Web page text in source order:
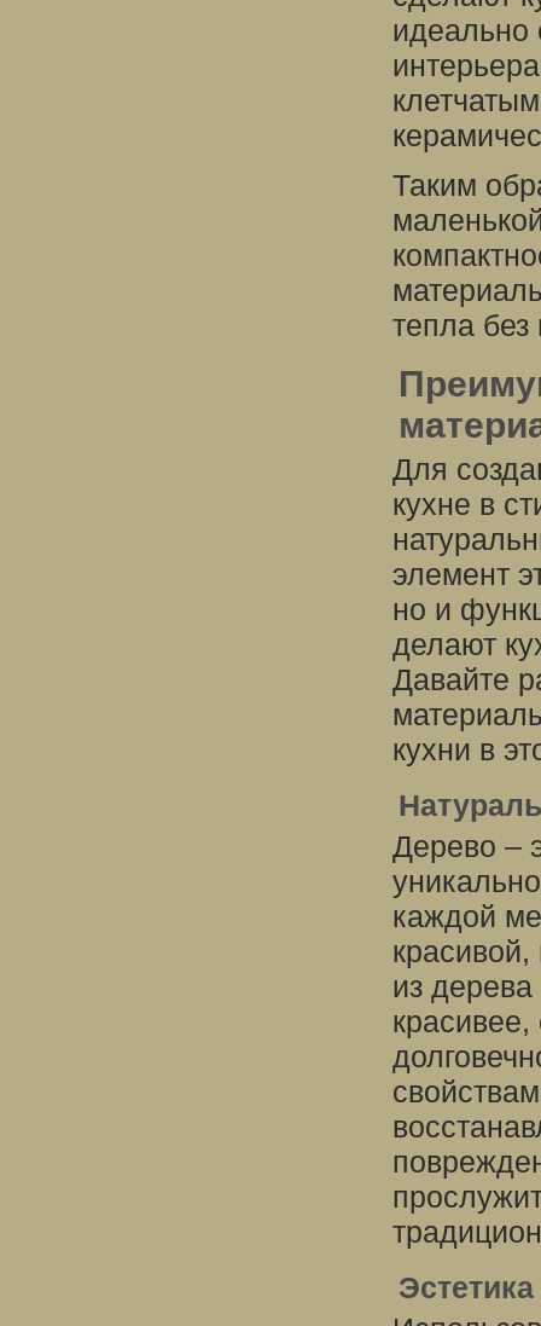
идеально
Таким
тепла без
Для
кухне в
элемент
но и
делают
Давайте
кухни в
Дерево –
каждой
из